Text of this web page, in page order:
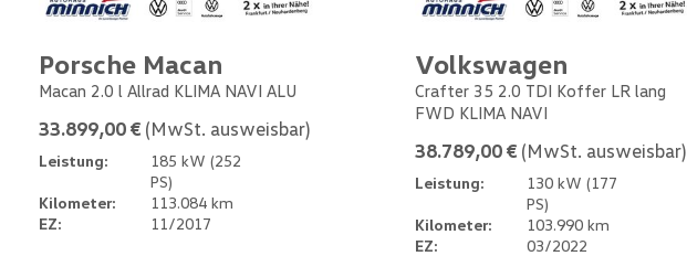
Porsche Macan
Macan 2.0 l Allrad KLIMA NAVI ALU
33.899,00 € (MwSt. ausweisbar)
Leistung:
185 kW (252
PS)
Kilometer:
113.084 km
EZ:
11/2017
Volkswagen
Crafter 35 2.0 TDI Koffer LR lang
FWD KLIMA NAVI
38.789,00 € (MwSt. ausweisbar)
Leistung:
130 kW (177
PS)
Kilometer:
103.990 km
EZ:
03/2022